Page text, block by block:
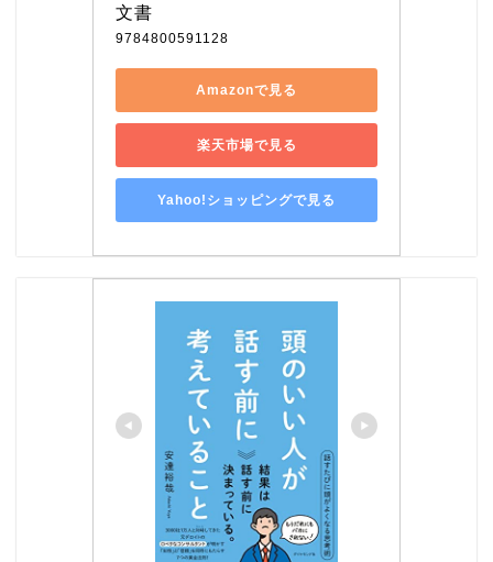
文書
9784800591128
Amazonで見る
楽天市場で見る
Yahoo!ショッピングで見る